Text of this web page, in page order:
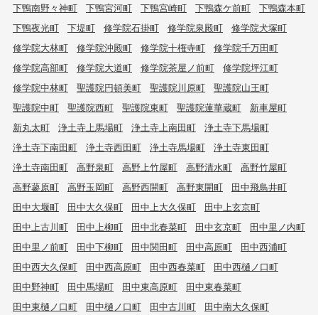
下鴨南野々神町
下鴨宮河町 下鴨宮崎町 下鴨森ケ前町
下鴨森本町
下鴨夜光町
下堤町 修学院石掛町 修学院泉殿町
修学院犬塚町
修学院大林町
修学院沖殿町 修学院十権寺町
修学院千万田町
修学院高部町
修学院大道町 修学院茶屋ノ前町
修学院坪江町
修学院中林町
聖護院円頓美町 聖護院川原町
聖護院山王町
聖護院中町
聖護院西町 聖護院東町 聖護院蓮華蔵町
新車屋町
新丸太町
浄土寺上馬場町 浄土寺上南田町
浄土寺下馬場町
浄土寺下南田町
浄土寺西田町 浄土寺馬場町
浄土寺東田町
浄土寺南田町
高野泉町 高野上竹屋町 高野清水町
高野竹屋町
高野蓼原町
高野玉岡町 高野西開町 高野東開町
田中飛鳥井町
田中大堰町
田中大久保町 田中上大久保町
田中上玄京町
田中上古川町
田中上柳町 田中北春菜町 田中玄京町
田中里ノ内町
田中里ノ前町
田中下柳町 田中関田町 田中高原町
田中西浦町
田中西大久保町
田中西高原町 田中西春菜町
田中西樋ノ口町
田中野神町
田中馬場町 田中東高原町
田中東春菜町
田中東樋ノ口町
田中樋ノ口町 田中古川町
田中南大久保町